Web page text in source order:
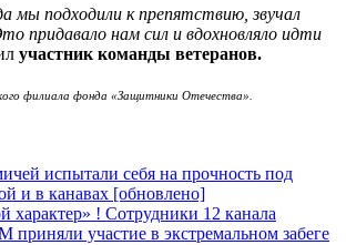
мы подходили к препятствию, звучал
придавало нам сил и вдохновляло идти
участник команды ветеранов.
филиала фонда «Защитники Отечества».
испытали себя на прочность под
и в канавах [обновлено]
характер» ! Сотрудники 12 канала
участие в экстремальном забеге